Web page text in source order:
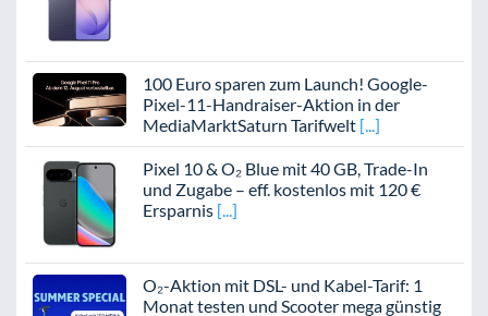
100 Euro sparen zum Launch! Google-
Pixel-11-Handraiser-Aktion in der
MediaMarktSaturn Tarifwelt
Pixel 10 & O₂ Blue mit 40 GB, Trade-In
und Zugabe – eff. kostenlos mit 120 €
Ersparnis
O₂-Aktion mit DSL- und Kabel-Tarif: 1
Monat testen und Scooter mega günstig